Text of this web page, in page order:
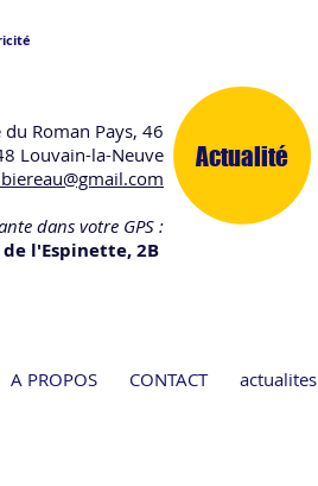
du Roman Pays, 46
Louvain-la-Neuve
dans votre GPS :
l'Espinette, 2B
Actualité
A PROPOS CONTACT actualites